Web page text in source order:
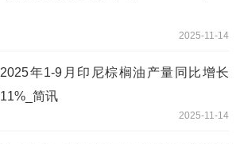
2025-11-14
2025年1-9月印尼棕榈油产量同比增长
11%_简讯
2025-11-14